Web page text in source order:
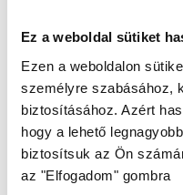
Ez a weboldal sütiket
Ezen a weboldalon
személyre szabásához,
biztosításához. Azért
hogy a lehető
biztosítsuk az Ön
az "Elfogadom" gombra
Mágnescsík
Tökéletes
tömítőprofilok.
Elegáns
Elegáns és